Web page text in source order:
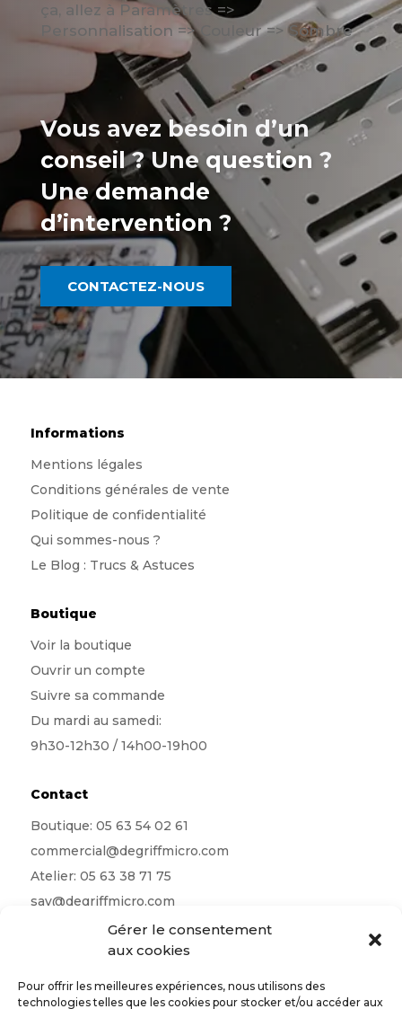
Gérer le consentement
aux cookies
Pour offrir les meilleures expériences, nous utilisons des
technologies telles que les cookies pour stocker et/ou accéder aux
ça, allez à Paramètres =>
Personnalisation => Couleur => Sombre
Vous avez besoin d’un
conseil? Une question ?
Unedemande
d’intervention ?
CONTACTEZ-NOUS
Informations
Mentions légales
Conditions générales de vente
Politique de confidentialité
Qui sommes-nous ?
Le Blog : Trucs & Astuces
Boutique
Voir la boutique
Ouvrir un compte
Suivre sa commande
Du mardi au samedi:
9h30-12h30 / 14h00-19h00
Contact
Boutique: 05 63 54 02 61
commercial@degriffmicro.com
Atelier: 05 63 38 71 75
sav@degriffmicro.com
albi@degriffmicro.com
16 Avenue de Garban 81990 Puygouzon